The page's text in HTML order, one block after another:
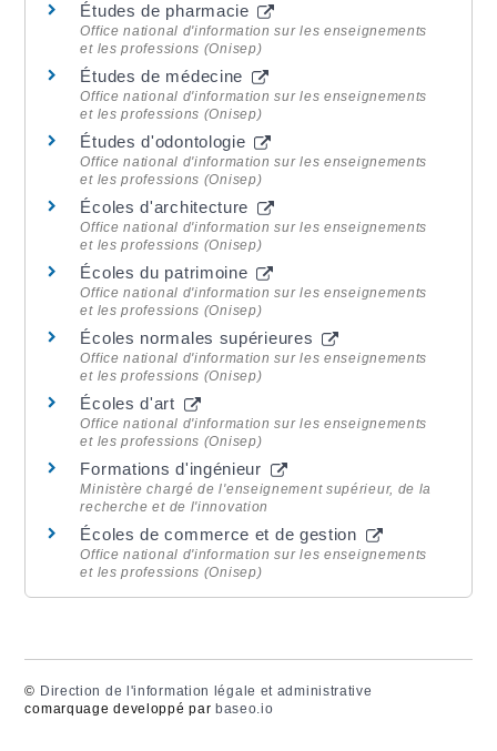
Études de pharmacie
Office national d'information sur les enseignements
et les professions (Onisep)
Études de médecine
Office national d'information sur les enseignements
et les professions (Onisep)
Études d'odontologie
Office national d'information sur les enseignements
et les professions (Onisep)
Écoles d'architecture
Office national d'information sur les enseignements
et les professions (Onisep)
Écoles du patrimoine
Office national d'information sur les enseignements
et les professions (Onisep)
Écoles normales supérieures
Office national d'information sur les enseignements
et les professions (Onisep)
Écoles d'art
Office national d'information sur les enseignements
et les professions (Onisep)
Formations d'ingénieur
Ministère chargé de l'enseignement supérieur, de la
recherche et de l'innovation
Écoles de commerce et de gestion
Office national d'information sur les enseignements
et les professions (Onisep)
© Direction de l'information légale et administrative
comarquage developpé par baseo.io